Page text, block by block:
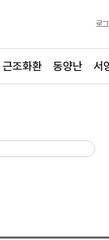
로
근조화환 동양난 서